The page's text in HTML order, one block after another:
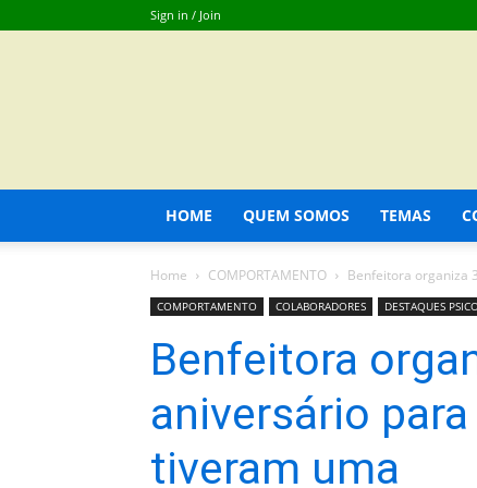
Sign in / Join
HOME QUEM SOMOS TEMAS
Home COMPORTAMENTO Benfeitora organiza
COMPORTAMENTO COLABORADORES DESTAQUES
Benfeitora
aniversário
tiveram uma